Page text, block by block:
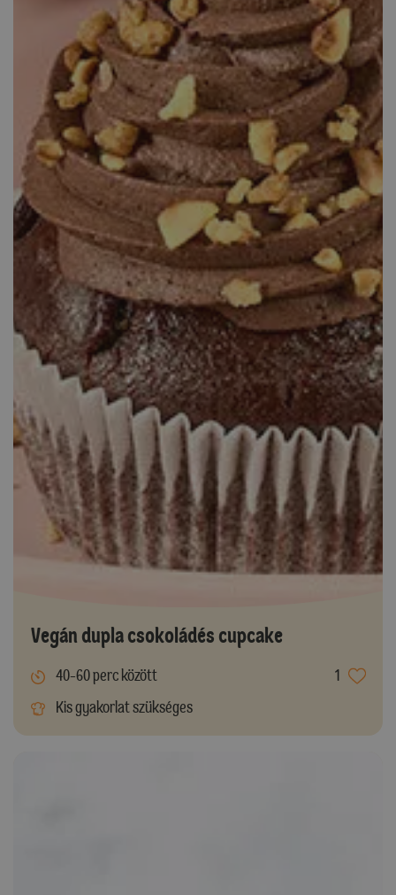
Vegán dupla csokoládés cupcake
40-60 perc között
1
Kis gyakorlat szükséges